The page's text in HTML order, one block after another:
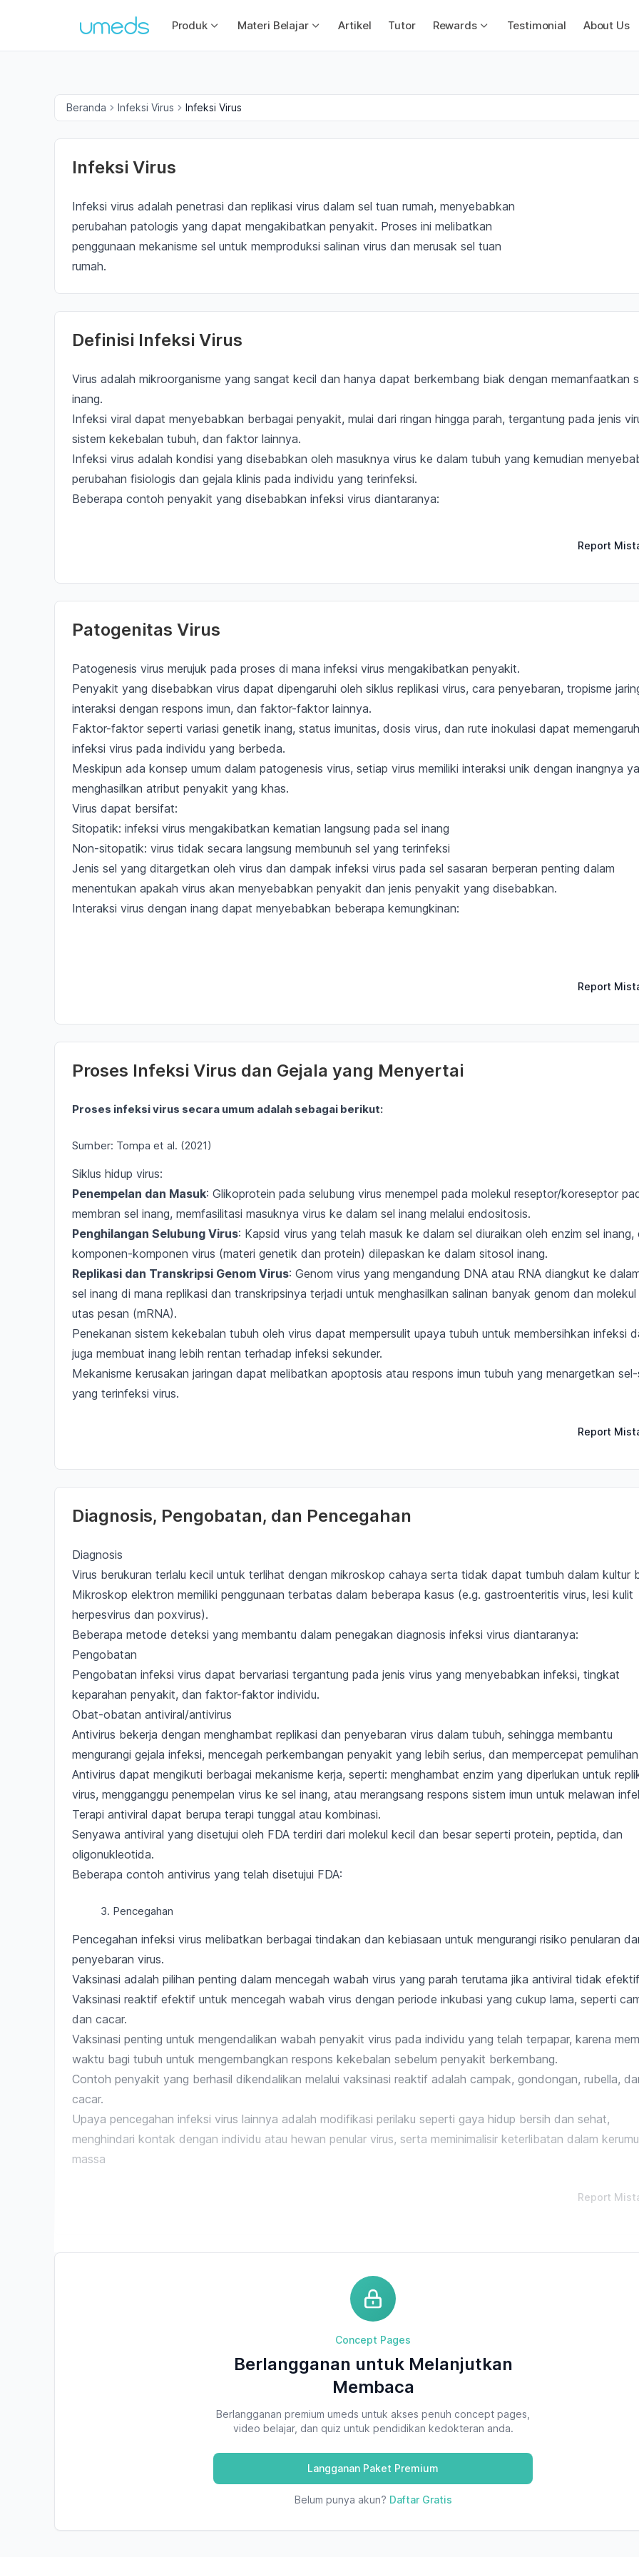
Produk Materi Belajar Artikel Tutor Rewards Testimonial About Us
Beranda Infeksi Virus Infeksi Virus
Infeksi Virus
Infeksi virus adalah penetrasi dan replikasi virus dalam sel tuan rumah, menyebabkan
perubahan patologis yang dapat mengakibatkan penyakit. Proses ini melibatkan
penggunaan mekanisme sel untuk memproduksi salinan virus dan merusak sel tuan
rumah.
Definisi Infeksi Virus
Virus adalah mikroorganisme yang sangat kecil dan hanya dapat berkembang biak dengan memanfaatkan
inang.
Infeksi viral dapat menyebabkan berbagai penyakit, mulai dari ringan hingga parah, tergantung pada jenis
sistem kekebalan tubuh, dan faktor lainnya.
Infeksi virus adalah kondisi yang disebabkan oleh masuknya virus ke dalam tubuh yang kemudian
perubahan fisiologis dan gejala klinis pada individu yang terinfeksi.
Beberapa contoh penyakit yang disebabkan infeksi virus diantaranya:
Report
Patogenitas Virus
Patogenesis virus merujuk pada proses di mana infeksi virus mengakibatkan penyakit.
Penyakit yang disebabkan virus dapat dipengaruhi oleh siklus replikasi virus, cara penyebaran, tropisme
interaksi dengan respons imun, dan faktor-faktor lainnya.
Faktor-faktor seperti variasi genetik inang, status imunitas, dosis virus, dan rute inokulasi dapat
infeksi virus pada individu yang berbeda.
Meskipun ada konsep umum dalam patogenesis virus, setiap virus memiliki interaksi unik dengan inangnya
menghasilkan atribut penyakit yang khas.
Virus dapat bersifat:
Sitopatik: infeksi virus mengakibatkan kematian langsung pada sel inang
Non-sitopatik: virus tidak secara langsung membunuh sel yang terinfeksi
Jenis sel yang ditargetkan oleh virus dan dampak infeksi virus pada sel sasaran berperan penting dalam
menentukan apakah virus akan menyebabkan penyakit dan jenis penyakit yang disebabkan.
Interaksi virus dengan inang dapat menyebabkan beberapa kemungkinan:
Report
Proses Infeksi Virus dan Gejala yang Menyertai
Proses infeksi virus secara umum adalah sebagai berikut:
Sumber: Tompa et al. (2021)
Siklus hidup virus:
Penempelan dan Masuk: Glikoprotein pada selubung virus menempel pada molekul reseptor/koreseptor
membran sel inang, memfasilitasi masuknya virus ke dalam sel inang melalui endositosis.
Penghilangan Selubung Virus: Kapsid virus yang telah masuk ke dalam sel diuraikan oleh enzim sel inang,
komponen-komponen virus (materi genetik dan protein) dilepaskan ke dalam sitosol inang.
Replikasi dan Transkripsi Genom Virus: Genom virus yang mengandung DNA atau RNA diangkut ke
sel inang di mana replikasi dan transkripsinya terjadi untuk menghasilkan salinan banyak genom dan molekul
utas pesan (mRNA).
Penekanan sistem kekebalan tubuh oleh virus dapat mempersulit upaya tubuh untuk membersihkan infeksi
juga membuat inang lebih rentan terhadap infeksi sekunder.
Mekanisme kerusakan jaringan dapat melibatkan apoptosis atau respons imun tubuh yang menargetkan sel-
yang terinfeksi virus.
Report
Diagnosis, Pengobatan, dan Pencegahan
Diagnosis
Virus berukuran terlalu kecil untuk terlihat dengan mikroskop cahaya serta tidak dapat tumbuh dalam kultur
Mikroskop elektron memiliki penggunaan terbatas dalam beberapa kasus (e.g. gastroenteritis virus, lesi kulit
herpesvirus dan poxvirus).
Beberapa metode deteksi yang membantu dalam penegakan diagnosis infeksi virus diantaranya:
Pengobatan
Pengobatan infeksi virus dapat bervariasi tergantung pada jenis virus yang menyebabkan infeksi, tingkat
keparahan penyakit, dan faktor-faktor individu.
Obat-obatan antiviral/antivirus
Antivirus bekerja dengan menghambat replikasi dan penyebaran virus dalam tubuh, sehingga membantu
mengurangi gejala infeksi, mencegah perkembangan penyakit yang lebih serius, dan mempercepat
Antivirus dapat mengikuti berbagai mekanisme kerja, seperti: menghambat enzim yang diperlukan untuk
virus, mengganggu penempelan virus ke sel inang, atau merangsang respons sistem imun untuk melawan
Terapi antiviral dapat berupa terapi tunggal atau kombinasi.
Senyawa antiviral yang disetujui oleh FDA terdiri dari molekul kecil dan besar seperti protein, peptida, dan
oligonukleotida.
Beberapa contoh antivirus yang telah disetujui FDA:
3. Pencegahan
Pencegahan infeksi virus melibatkan berbagai tindakan dan kebiasaan untuk mengurangi risiko penularan
penyebaran virus.
Vaksinasi adalah pilihan penting dalam mencegah wabah virus yang parah terutama jika antiviral tidak
Vaksinasi reaktif efektif untuk mencegah wabah virus dengan periode inkubasi yang cukup lama, seperti
dan cacar.
Vaksinasi penting untuk mengendalikan wabah penyakit virus pada individu yang telah terpapar, karena
waktu bagi tubuh untuk mengembangkan respons kekebalan sebelum penyakit berkembang.
Contoh penyakit yang berhasil dikendalikan melalui vaksinasi reaktif adalah campak, gondongan, rubella,
cacar.
Upaya pencegahan infeksi virus lainnya adalah modifikasi perilaku seperti gaya hidup bersih dan sehat,
menghindari kontak dengan individu atau hewan penular virus, serta meminimalisir keterlibatan dalam
massa
Report
Concept Pages
Berlangganan untuk Melanjutkan
Membaca
Berlangganan premium umeds untuk akses penuh concept pages,
video belajar, dan quiz untuk pendidikan kedokteran anda.
Langganan Paket Premium
Belum punya akun? Daftar Gratis